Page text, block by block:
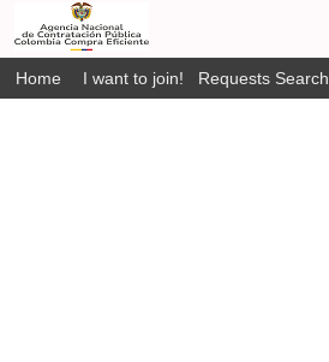
Home I want to join! Requests Search